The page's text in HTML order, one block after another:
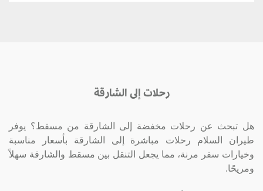
رحلات إلى الشارقة
هل تبحث عن رحلات مخفضة إلى الشارقة من مسقط؟ يوفر
طيران السلام رحلات مباشرة إلى الشارقة بأسعار مناسبة
وخيارات سفر مرنة، مما يجعل التنقل بين مسقط والشارقة سهلاً
ومريحًا.